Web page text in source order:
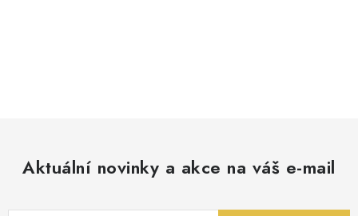
Aktuální novinky a akce na váš e-mail